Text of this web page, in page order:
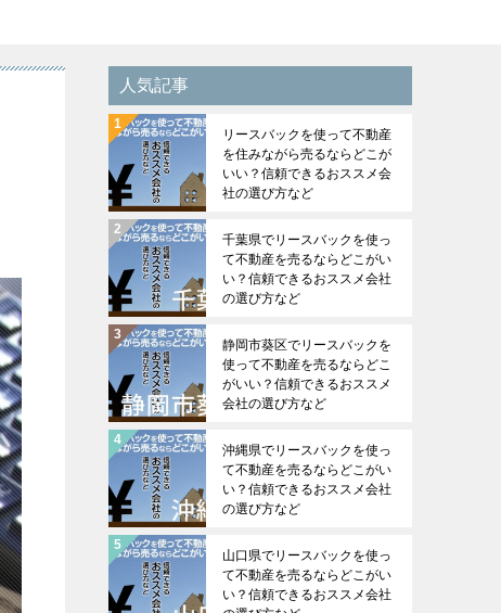
人気記事
リースバックを使って不動産
を住みながら売るならどこが
いい？信頼できるおススメ会
社の選び方など
千葉県でリースバックを使っ
て不動産を売るならどこがい
い？信頼できるおススメ会社
の選び方など
静岡市葵区でリースバックを
使って不動産を売るならどこ
がいい？信頼できるおススメ
会社の選び方など
沖縄県でリースバックを使っ
て不動産を売るならどこがい
い？信頼できるおススメ会社
の選び方など
山口県でリースバックを使っ
て不動産を売るならどこがい
い？信頼できるおススメ会社